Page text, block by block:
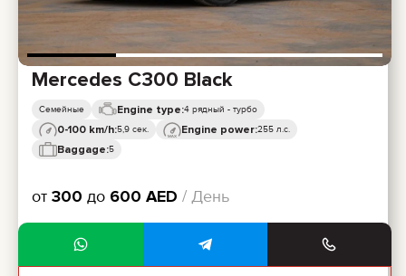
Mercedes C300 Black
Семейные Engine type:4 рядный - турбо
0-100 km/h:5,9 сек. Engine power:255 л.с.
Baggage:5
от 300 до 600 AED / День